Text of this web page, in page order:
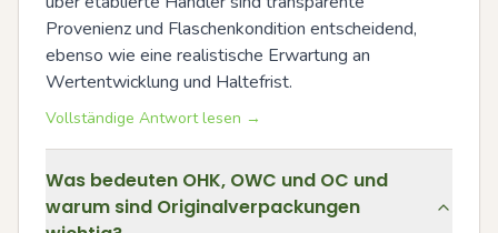
Provenienz und Flaschenkondition entscheidend,
ebenso wie eine realistische Erwartung an
Wertentwicklung und Haltefrist.
Vollständige Antwort lesen →
Was bedeuten OHK, OWC und OC und
warum sind Originalverpackungen